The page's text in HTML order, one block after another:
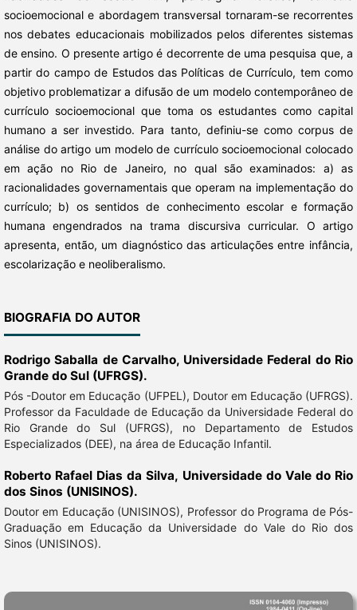
socioemocional e abordagem transversal tornaram-se recorrentes
nos debates educacionais mobilizados pelos diferentes sistemas
de ensino. O presente artigo é decorrente de uma pesquisa que, a
partir do campo de Estudos das Políticas de Currículo, tem como
objetivo problematizar a difusão de um modelo contemporâneo de
currículo socioemocional que toma os estudantes como capital
humano a ser investido. Para tanto, definiu-se como corpus de
análise do artigo um modelo de currículo socioemocional colocado
em ação no Rio de Janeiro, no qual são examinados: a) as
racionalidades governamentais que operam na implementação do
currículo; b) os sentidos de conhecimento escolar e formação
humana engendrados na trama discursiva curricular. O artigo
apresenta, então, um diagnóstico das articulações entre infância,
escolarização e neoliberalismo.
BIOGRAFIA DO AUTOR
Rodrigo Saballa de Carvalho, Universidade Federal do Rio
Grande do Sul (UFRGS).
Pós -Doutor em Educação (UFPEL), Doutor em Educação (UFRGS).
Professor da Faculdade de Educação da Universidade Federal do
Rio Grande do Sul (UFRGS), no Departamento de Estudos
Especializados (DEE), na área de Educação Infantil.
Roberto Rafael Dias da Silva, Universidade do Vale do Rio
dos Sinos (UNISINOS).
Doutor em Educação (UNISINOS), Professor do Programa de Pós-
Graduação em Educação da Universidade do Vale do Rio dos
Sinos (UNISINOS).